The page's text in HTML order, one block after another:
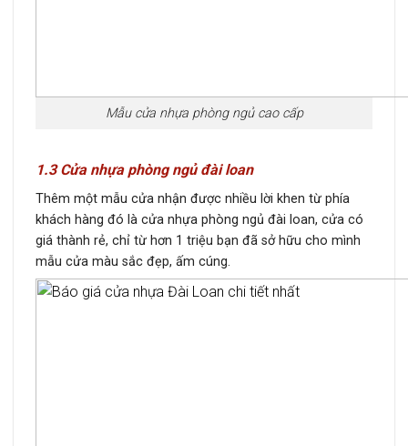
Mẫu cửa nhựa phòng ngủ cao cấp
1.3 Cửa nhựa phòng ngủ đài loan
Thêm một mẫu cửa nhận được nhiều lời khen từ phía
khách hàng đó là cửa nhựa phòng ngủ đài loan, cửa có
giá thành rẻ, chỉ từ hơn 1 triệu bạn đã sở hữu cho mình
mẫu cửa màu sắc đẹp, ấm cúng.